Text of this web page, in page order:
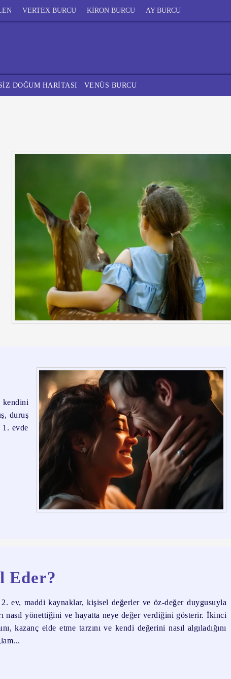
VERTEX BURCU KİRON BURCU AY BURCU
DOĞUM HARİTASI VENÜS BURCU
duruş
1. evde
Eder?
ev, maddi kaynaklar, kişisel değerler ve öz-değer duygusuyla
yönettiğini ve hayatta neye değer verdiğini gösterir. İkinci
kazanç elde etme tarzını ve kendi değerini nasıl algıladığını